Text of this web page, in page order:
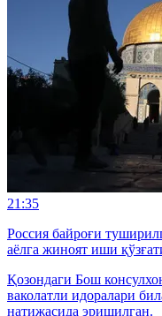
21:35
Россия байроғи
аёлга жиноят иши
Қозондаги Бош
ваколатли идоралари
натижасида эришилган.